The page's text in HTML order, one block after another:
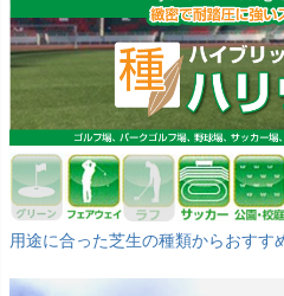
用途に合った芝生の種類からおす